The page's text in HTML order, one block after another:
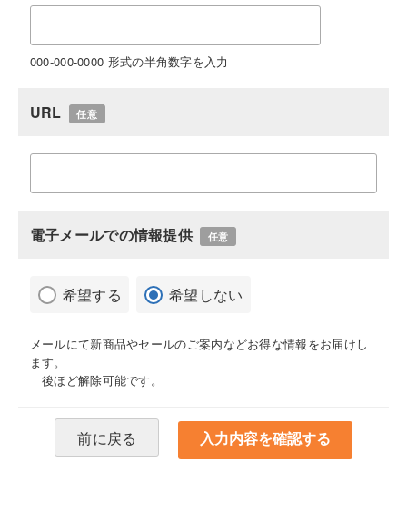
000-000-0000 形式の半角数字を入力
URL 任意
電子メールでの情報提供 任意
希望する 希望しない
メールにて新商品やセールのご案内などお得な情報をお届けし
ます。
後ほど解除可能です。
前に戻る